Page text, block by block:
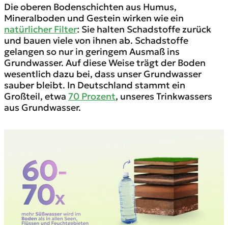
Die oberen Bodenschichten aus Humus,
Mineralboden und Gestein wirken wie ein
natürlicher Filter: Sie halten Schadstoffe zurück
und bauen viele von ihnen ab. Schadstoffe
gelangen so nur in geringem Ausmaß ins
Grundwasser. Auf diese Weise trägt der Boden
wesentlich dazu bei, dass unser Grundwasser
sauber bleibt. In Deutschland stammt ein
Großteil, etwa 70 Prozent, unseres Trinkwassers
aus Grundwasser.